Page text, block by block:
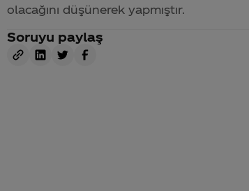
olacağını düşünerek yapmıştır.
Soruyu paylaş